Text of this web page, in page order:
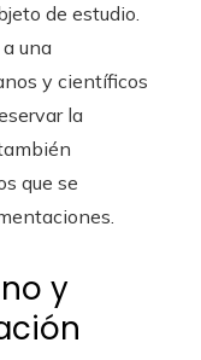
de estudio.
una
y científicos
la
que se
y